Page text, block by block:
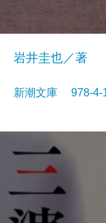
岩井圭也／著
新潮文庫 978-